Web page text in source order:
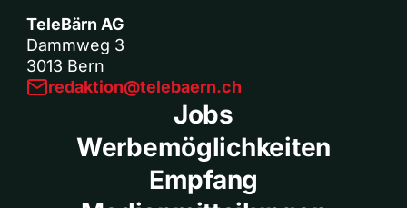
TeleBärn AG
Dammweg 3
3013 Bern
redaktion@telebaern.ch
Jobs
Werbemöglichkeiten
Empfang